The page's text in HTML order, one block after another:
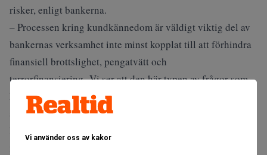
Vi använder oss av kakor
risker, enligt bankerna.
– Processen kring kundkännedom är väldigt viktig del av
bankernas verksamhet inte minst kopplat till att förhindra
finansiell brottslighet, pengatvätt och
terrorfinansiering. Vi ser att den här typen av frågor som
handlar om säkerhet är bankgemensam och påverkar hela
samhället. Samtidigt vet vi att många kunder upplever det
här som väldigt krångligt och bökigt och man ska svara på
många frågor. Det gäller kanske ofta i högre utsträckning